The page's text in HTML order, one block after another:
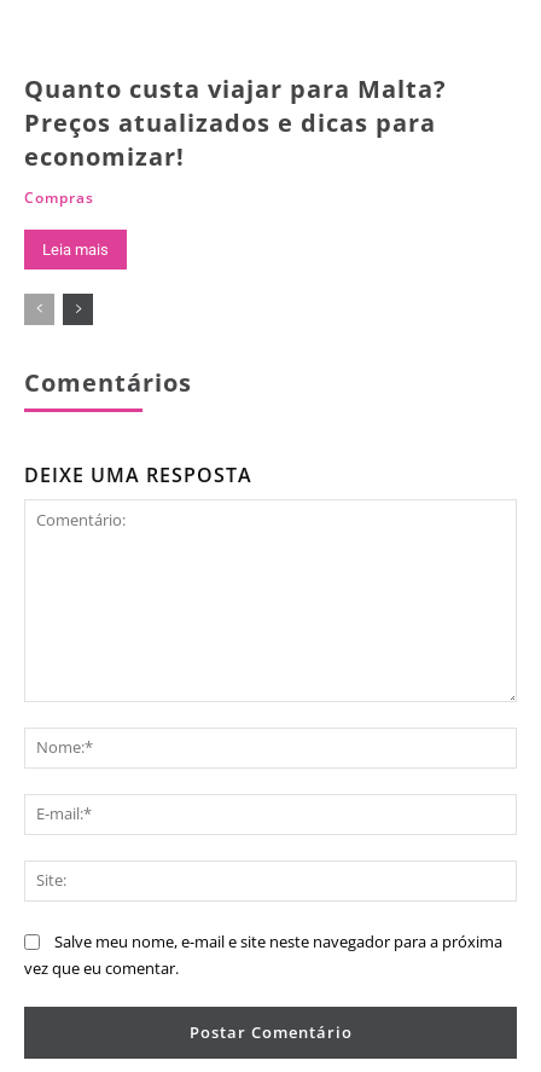
Quanto custa viajar para Malta?
Preços atualizados e dicas para
economizar!
Compras
Leia mais
Comentários
DEIXE UMA RESPOSTA
Salve meu nome, e-mail e site neste navegador para a próxima
vez que eu comentar.